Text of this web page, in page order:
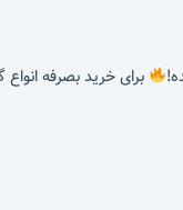
برای خرید بصرفه